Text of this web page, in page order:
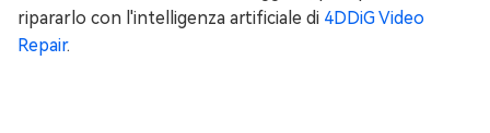
ripararlo con l'intelligenza artificiale di 4DDiG Video
Repair.